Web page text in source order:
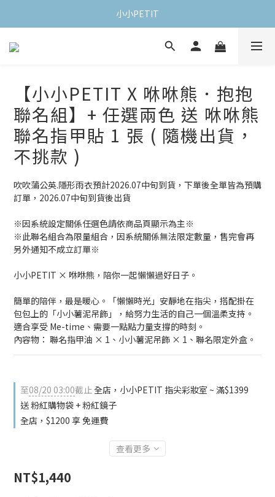
小小PETIT
【小小PETIT X 咻咻熊．抱抱
聯名組】+ 任選兩色 送 咻咻熊
聯名指甲貼 1 張 ( 隨機出貨，
不挑款 )
吹吹蒲公英.隱形雨衣預計2026.07中旬到貨，下單後全單皆為預購
訂單，2026.07中旬到貨後出貨
※因系統設定關係任選色請依商品頁顯示為主※
※此聯名組合為限量組合，因系統關係無法限定數量，售完會再
另外通知不成立訂單※
小小PETIT × 咻咻熊，陪你一起懶懶過好日子。
簡單的陪伴，最是暖心。「懶懶時光」安靜地在指尖，搭配掛在
包包上的「小小薯泥吊飾」，給努力生活的自己一個溫柔支持。
適合享受 Me-time、需要一點點力量支撐的時刻。
內容物： 聯名指甲油 × 1、小小薯泥吊飾 × 1、聯名限定外盒。
至08/20 03:00截止全店，小小PETIT 指尖彩妝室 ~ 滿$1399
送 粉紅購物袋 + 粉紅鏡子
全店，$1200 享 免運費
查看更多
NT$1,440